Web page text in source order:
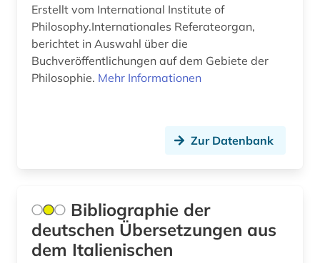
biologie (8)
biomedizinische technik (1)
biowissenschaften (1)
branchenberichte (1)
brasilien (1)
Makedonien (4)
Mittelamerika (3)
Oesterreich (11)
Erstellt vom International Institute of
Philosophy.Internationales Referateorgan,
berichtet in Auswahl über die
Buchveröffentlichungen auf dem Gebiete der
Philosophie. Mehr Informationen
Zur Datenbank
Bibliographie der
deutschen Übersetzungen aus
dem Italienischen